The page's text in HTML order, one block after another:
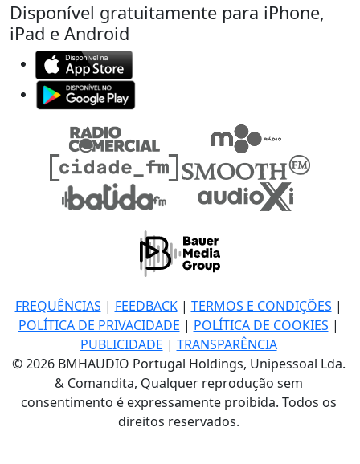
Disponível gratuitamente para iPhone,
iPad e Android
FREQUÊNCIAS | FEEDBACK| TERMOS E CONDIÇÕES |
POLÍTICA DE PRIVACIDADE | POLÍTICA DE COOKIES |
PUBLICIDADE | TRANSPARÊNCIA
© 2026 BMHAUDIO Portugal Holdings, Unipessoal Lda.
& Comandita, Qualquer reprodução sem
consentimento é expressamente proibida. Todos os
direitos reservados.